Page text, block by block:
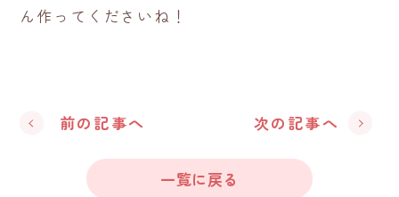
ん作ってくださいね！
前の記事へ 次の記事へ
一覧に戻る